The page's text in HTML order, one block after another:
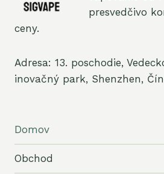
presvedčivo
ceny.
Adresa: 13. poschodie,
inovačný park, Shenzhen,
Domov
Obchod